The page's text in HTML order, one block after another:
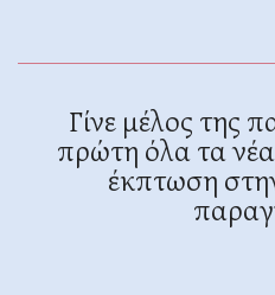
Γίνε μέλος της
πρώτη όλα τα νέα
έκπτωση